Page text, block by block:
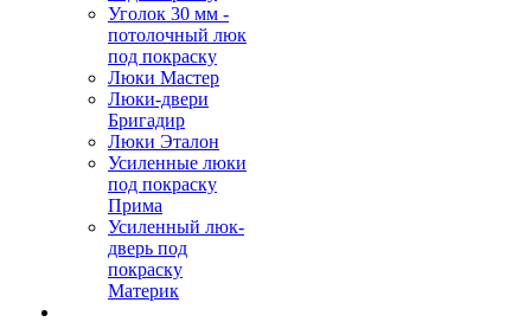
Уголок 30 мм -
потолочный люк
под покраску
Люки Мастер
Люки-двери
Бригадир
Люки Эталон
Усиленные люки
под покраску
Прима
Усиленный люк-
дверь под
покраску
Материк